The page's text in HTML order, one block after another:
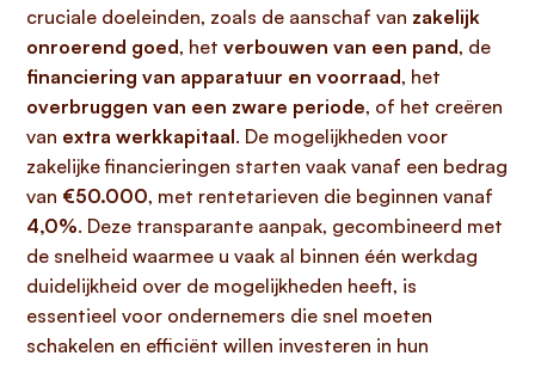
cruciale doeleinden, zoals de aanschaf van zakelijk
onroerend goed, het verbouwen van een pand, de
financiering van apparatuur en voorraad, het
overbruggen van een zware periode, of het creëren
van extra werkkapitaal. De mogelijkheden voor
zakelijke financieringen starten vaak vanaf een bedrag
van €50.000, met rentetarieven die beginnen vanaf
4,0%. Deze transparante aanpak, gecombineerd met
de snelheid waarmee u vaak al binnen één werkdag
duidelijkheid over de mogelijkheden heeft, is
essentieel voor ondernemers die snel moeten
schakelen en efficiënt willen investeren in hun